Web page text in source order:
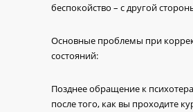
беспокойство – с другой
Основные проблемы при
состояний:
Позднее обращение к
после того, как вы проходите